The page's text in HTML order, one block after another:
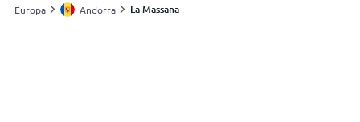
Svizzera
Europa Andorra La Massana